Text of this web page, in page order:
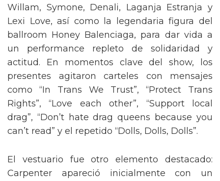
Willam, Symone, Denali, Laganja Estranja y
Lexi Love, así como la legendaria figura del
ballroom Honey Balenciaga, para dar vida a
un performance repleto de solidaridad y
actitud. En momentos clave del show, los
presentes agitaron carteles con mensajes
como “In Trans We Trust”, “Protect Trans
Rights”, “Love each other”, “Support local
drag”, “Don’t hate drag queens because you
can’t read” y el repetido “Dolls, Dolls, Dolls”.
El vestuario fue otro elemento destacado:
Carpenter apareció inicialmente con un